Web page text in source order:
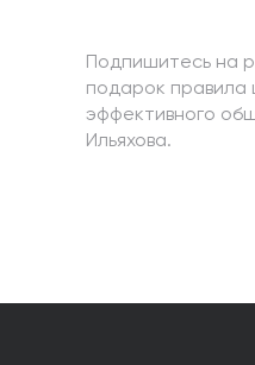
Подпишитесь на
подарок правила
эффективного
Ильяхова.